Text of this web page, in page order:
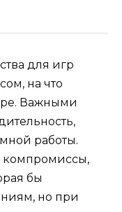
для игр
на что
Важными
работы.
компромиссы,
бы
но при